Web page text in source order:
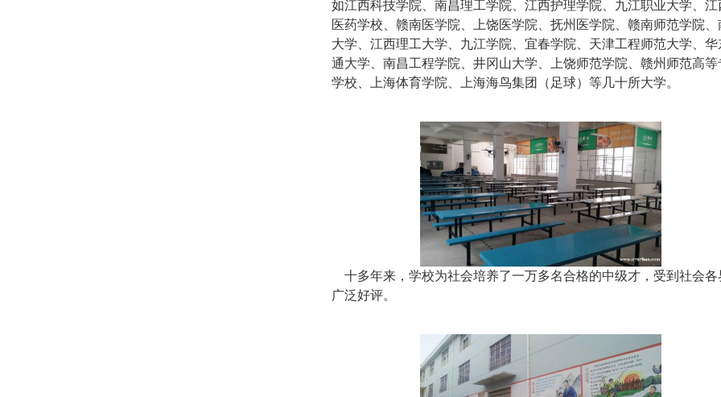
如江西科技学院、南昌理工学院、江西护理学院、九江职业大学、江
医药学校、赣南医学院、上饶医学院、抚州医学院、赣南师范学院、
大学、江西理工大学、九江学院、宜春学院、天津工程师范大学、华
通大学、南昌工程学院、井冈山大学、上饶师范学院、赣州师范高等
学校、上海体育学院、上海海鸟集团（足球）等几十所大学。
十多年来，学校为社会培养了一万多名合格的中级才，受到社会各
广泛好评。